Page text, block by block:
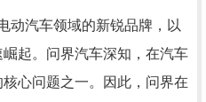
动汽车领域的新锐品牌，以
起。问界汽车深知，在汽车
心问题之一。因此，问界在